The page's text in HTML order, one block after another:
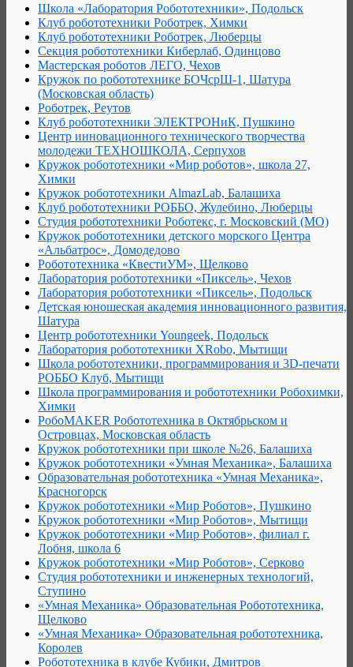
Школа «Лаборатория Робототехники», Подольск
Клуб робототехники Роботрек, Химки
Клуб робототехники Роботрек, Люберцы
Секция робототехники Киберлаб, Одинцово
Мастерская роботов ЛЕГО, Чехов
Кружок по робототехнике БОЧсрШ-1, Шатура
(Московская область)
Роботрек, Реутов
Клуб робототехники ЭЛЕКТРОНиК, Пушкино
Центр инновационного технического творчества
молодежи ТЕХНОШКОЛА, Серпухов
Кружок робототехники «Мир роботов», школа 27,
Химки
Кружок робототехники AlmazLab, Балашиха
Клуб робототехники РОББО, Жулебино, Люберцы
Студия робототехники Роботекс, г. Московский (МО)
Кружок робототехники детского морского Центра
«Альбатрос», Домодедово
Робототехника «КвестиУМ», Щелково
Лаборатория робототехники «Пиксель», Чехов
Лаборатория робототехники «Пиксель», Подольск
Детская юношеская академия инновационного развития,
Шатура
Центр робототехники Youngeek, Подольск
Лаборатория робототехники XRobo, Мытищи
Школа робототехники, программирования и 3D-печати
РОББО Клуб, Мытищи
Школа программирования и робототехники Робохимки,
Химки
РобоMAKER Робототехника в Октябрьском и
Островцах, Московская область
Кружок робототехники при школе №26, Балашиха
Кружок робототехники «Умная Механика», Балашиха
Образовательная робототехника «Умная Механика»,
Красногорск
Кружок робототехники «Мир Роботов», Пушкино
Кружок робототехники «Мир Роботов», Мытищи
Кружок робототехники «Мир Роботов», филиал г.
Лобня, школа 6
Кружок робототехники «Мир Роботов», Серково
Студия робототехники и инженерных технологий,
Ступино
«Умная Механика» Образовательная Робототехника,
Щелково
«Умная Механика» Образовательная робототехника,
Королев
Робототехника в клубе Кубики, Дмитров